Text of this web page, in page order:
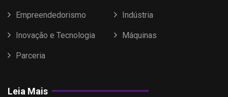
Empreendedorismo Indústria
Inovação e Tecnologia Máquinas
Parceria
Leia Mais